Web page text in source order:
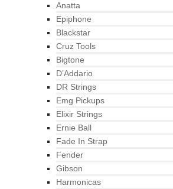
Anatta
Epiphone
Blackstar
Cruz Tools
Bigtone
D’Addario
DR Strings
Emg Pickups
Elixir Strings
Ernie Ball
Fade In Strap
Fender
Gibson
Harmonicas